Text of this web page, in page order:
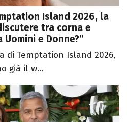
Island 2026, la
tra corna e
e Donne?”
di Temptation Island 2026,
già il w...